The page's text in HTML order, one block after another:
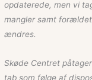
opdaterede, men vi
mangler samt
ændres.
Skøde Centret
tab som følge af